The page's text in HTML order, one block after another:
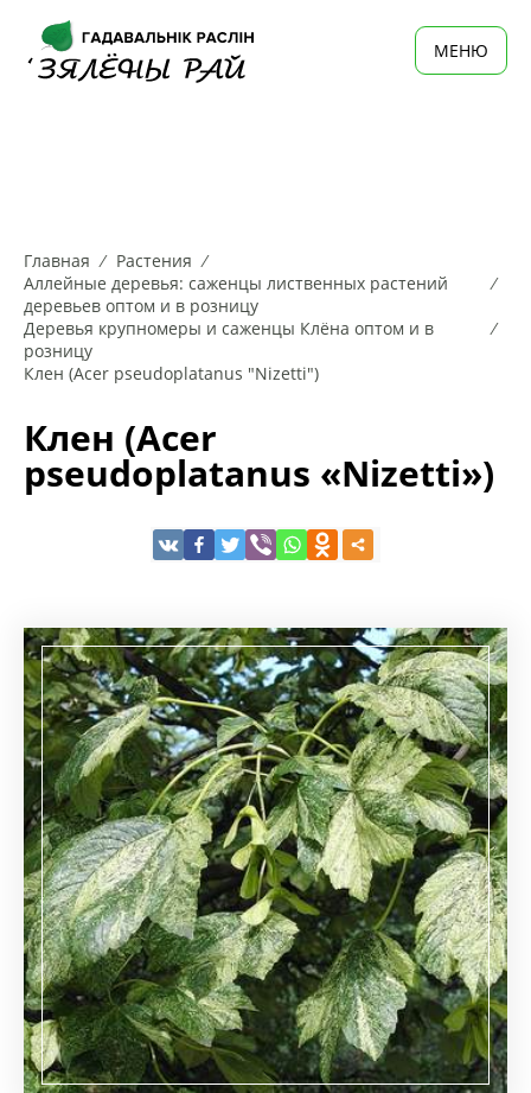
MЕНЮ
Главная
Растения
Аллейные деревья: cаженцы лиственных растений
деревьев оптом и в розницу
Деревья крупномеры и саженцы Клёна оптом и в
розницу
Клен (Acer pseudoplatanus "Nizetti")
Клен (Acer
pseudoplatanus «Nizetti»)